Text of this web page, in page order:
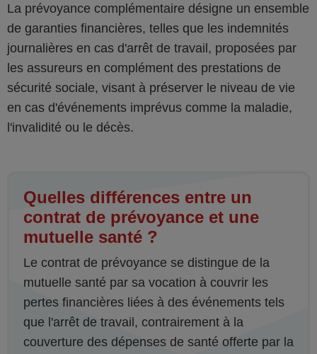
La prévoyance complémentaire désigne un ensemble
de garanties financières, telles que les indemnités
journalières en cas d'arrêt de travail, proposées par
les assureurs en complément des prestations de
sécurité sociale, visant à préserver le niveau de vie
en cas d'événements imprévus comme la maladie,
l'invalidité ou le décès.
Quelles différences entre un
contrat de prévoyance et une
mutuelle santé ?
Le contrat de prévoyance se distingue de la
mutuelle santé par sa vocation à couvrir les
pertes financières liées à des événements tels
que l'arrêt de travail, contrairement à la
couverture des dépenses de santé offerte par la